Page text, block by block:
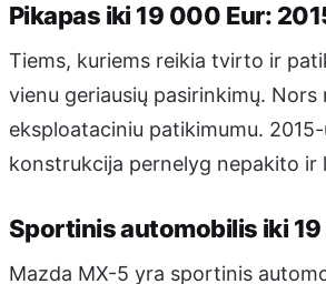
Pikapas iki 19 000 Eur:
Tiems, kuriems reikia tvirto ir
vienu geriausių pasirinkimų.
eksploataciniu patikimumu.
konstrukcija pernelyg nepakito ir
Sportinis automobilis iki
Mazda MX-5 yra sportinis